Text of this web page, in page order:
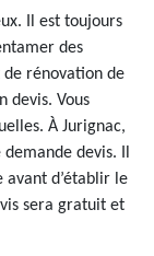
Il est toujours
des
de rénovation de
devis. Vous
À Jurignac,
devis. Il
d’établir le
sera gratuit et